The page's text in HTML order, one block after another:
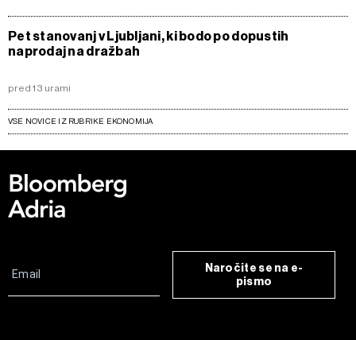
Pet stanovanj v Ljubljani, ki bodo po dopustih
naprodaj na dražbah
pred 13 urami
VSE NOVICE IZ RUBRIKE EKONOMIJA
Naročite se na e-
pismo